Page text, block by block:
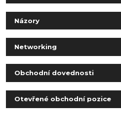
Názory
Networking
Obchodní dovednosti
Otevřené obchodní pozice